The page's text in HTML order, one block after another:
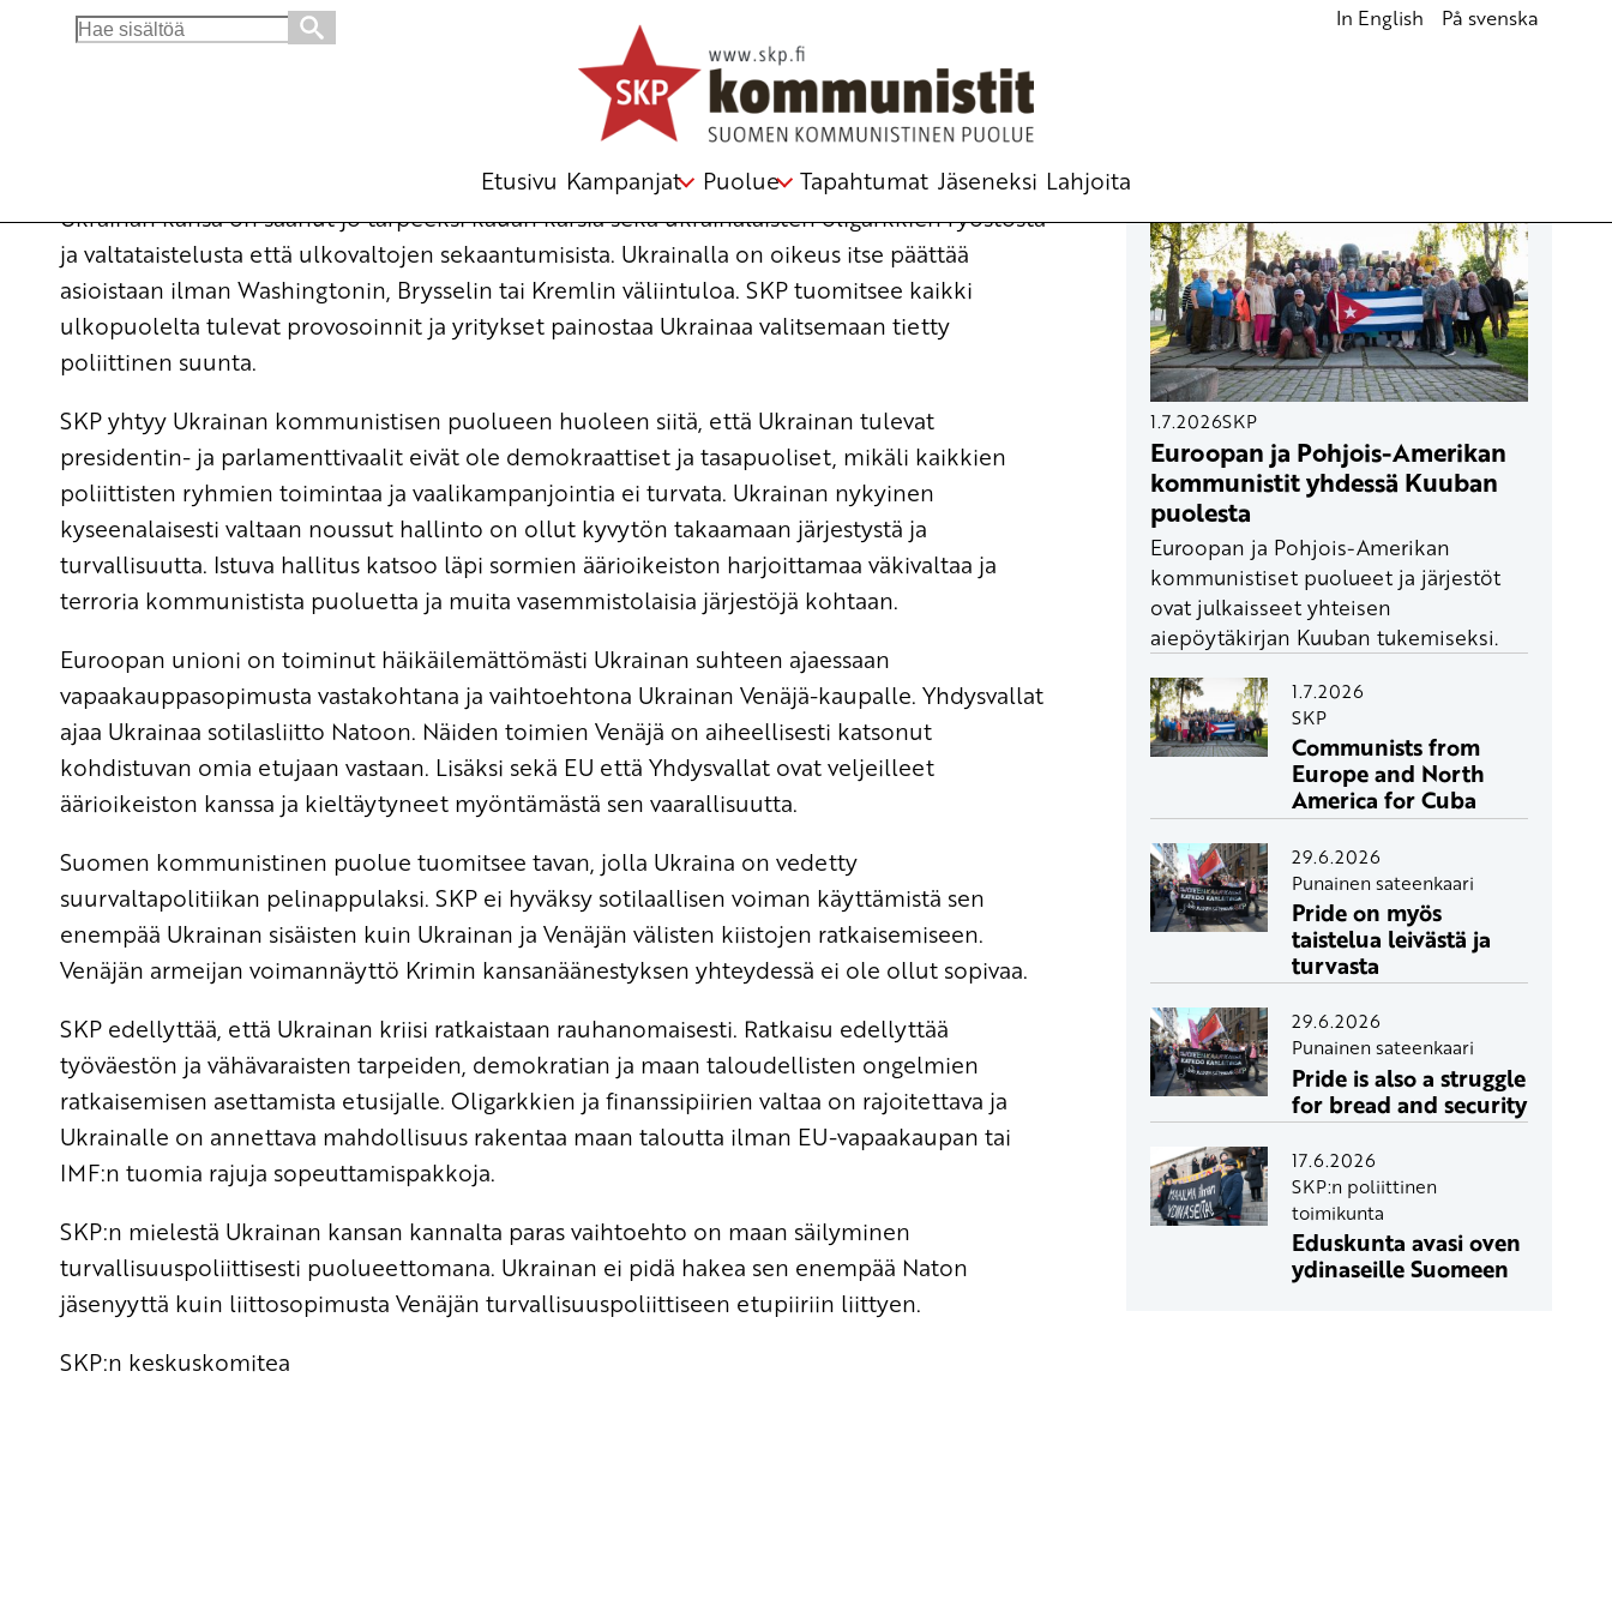
Search
In English På svenska
Etusivu Kampanjat Puolue Tapahtumat Jäseneksi Lahjoita
Ukrainan kansa on saanut jo tarpeeksi kauan kärsiä sekä ukrainalaisten oligarkkien ryöstöstä
ja valtataistelusta että ulkovaltojen sekaantumisista. Ukrainalla on oikeus itse päättää
asioistaan ilman Washingtonin, Brysselin tai Kremlin väliintuloa. SKP tuomitsee kaikki
ulkopuolelta tulevat provosoinnit ja yritykset painostaa Ukrainaa valitsemaan tietty
poliittinen suunta.
SKP yhtyy Ukrainan kommunistisen puolueen huoleen siitä, että Ukrainan tulevat
presidentin- ja parlamenttivaalit eivät ole demokraattiset ja tasapuoliset, mikäli kaikkien
poliittisten ryhmien toimintaa ja vaalikampanjointia ei turvata. Ukrainan nykyinen
kyseenalaisesti valtaan noussut hallinto on ollut kyvytön takaamaan järjestystä ja
turvallisuutta. Istuva hallitus katsoo läpi sormien äärioikeiston harjoittamaa väkivaltaa ja
terroria kommunistista puoluetta ja muita vasemmistolaisia järjestöjä kohtaan.
Euroopan unioni on toiminut häikäilemättömästi Ukrainan suhteen ajaessaan
vapaakauppasopimusta vastakohtana ja vaihtoehtona Ukrainan Venäjä-kaupalle. Yhdysvallat
ajaa Ukrainaa sotilasliitto Natoon. Näiden toimien Venäjä on aiheellisesti katsonut
kohdistuvan omia etujaan vastaan. Lisäksi sekä EU että Yhdysvallat ovat veljeilleet
äärioikeiston kanssa ja kieltäytyneet myöntämästä sen vaarallisuutta.
Suomen kommunistinen puolue tuomitsee tavan, jolla Ukraina on vedetty
suurvaltapolitiikan pelinappulaksi. SKP ei hyväksy sotilaallisen voiman käyttämistä sen
enempää Ukrainan sisäisten kuin Ukrainan ja Venäjän välisten kiistojen ratkaisemiseen.
Venäjän armeijan voimannäyttö Krimin kansanäänestyksen yhteydessä ei ole ollut sopivaa.
SKP edellyttää, että Ukrainan kriisi ratkaistaan rauhanomaisesti. Ratkaisu edellyttää
työväestön ja vähävaraisten tarpeiden, demokratian ja maan taloudellisten ongelmien
ratkaisemisen asettamista etusijalle. Oligarkkien ja finanssipiirien valtaa on rajoitettava ja
Ukrainalle on annettava mahdollisuus rakentaa maan taloutta ilman EU-vapaakaupan tai
IMF:n tuomia rajuja sopeuttamispakkoja.
SKP:n mielestä Ukrainan kansan kannalta paras vaihtoehto on maan säilyminen
turvallisuuspoliittisesti puolueettomana. Ukrainan ei pidä hakea sen enempää Naton
jäsenyyttä kuin liittosopimusta Venäjän turvallisuuspoliittiseen etupiiriin liittyen.
SKP:n keskuskomitea
1.7.2026SKP
Euroopan ja Pohjois-Amerikan
kommunistit yhdessä Kuuban
puolesta
Euroopan ja Pohjois-Amerikan
kommunistiset puolueet ja järjestöt
ovat julkaisseet yhteisen
aiepöytäkirjan Kuuban tukemiseksi.
1.7.2026
SKP
Communists from
Europe and North
America for Cuba
29.6.2026
Punainen sateenkaari
Pride on myös
taistelua leivästä ja
turvasta
29.6.2026
Punainen sateenkaari
Pride is also a struggle
for bread and security
17.6.2026
SKP:n poliittinen
toimikunta
Eduskunta avasi oven
ydinaseille Suomeen